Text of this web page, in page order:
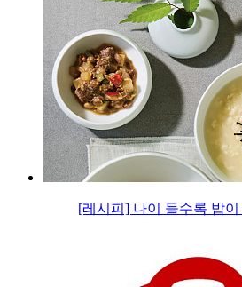
[레시피] 나이 들수록 밥